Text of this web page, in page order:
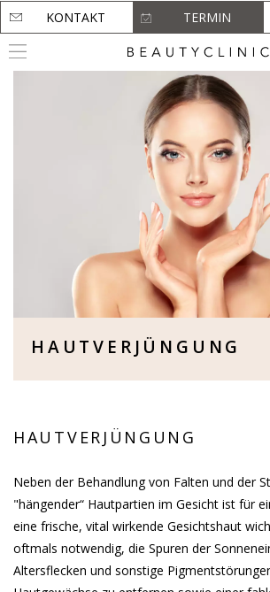
KONTAKT TERMIN
KONTAKT TERMIN
HAUTVERJÜNGUNG
HAUTVERJÜNGUNG
Neben der Behandlung von Falten und der
"hängender“ Hautpartien im Gesicht ist für
eine frische, vital wirkende Gesichtshaut
oftmals notwendig, die Spuren der
Altersflecken und sonstige